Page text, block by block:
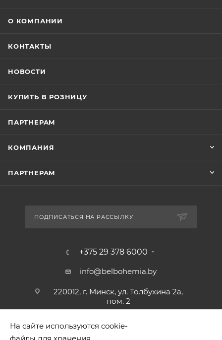
О КОМПАНИИ
КОНТАКТЫ
НОВОСТИ
КУПИТЬ В РОЗНИЦУ
ПАРТНЕРАМ
КОМПАНИЯ
ПАРТНЕРАМ
ПОДПИСАТЬСЯ НА РАССЫЛКУ
+375 29 378 6000
info@belbohemia.by
220012, г. Минск, ул. Толбухина 2а,
пом. 2
На сайте используются cookie-